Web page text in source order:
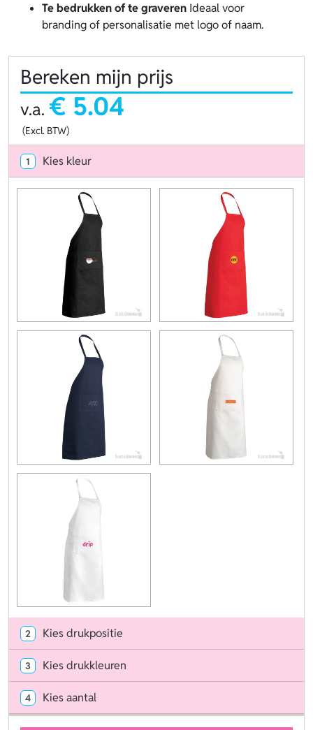
Te bedrukken of te graveren Ideaal voor
branding of personalisatie met logo of naam.
Bereken mijn prijs
v.a. € 5.04
(Excl. BTW)
1 Kies kleur
2 Kies drukpositie
3 Kies drukkleuren
4 Kies aantal